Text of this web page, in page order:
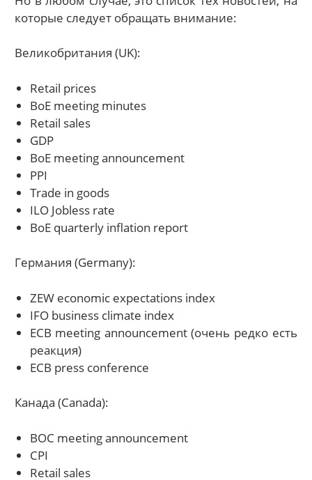
которые следует обращать внимание:
Великобритания (UK):
Retail prices
BoE meeting minutes
Retail sales
GDP
BoE meeting announcement
PPI
Trade in goods
ILO Jobless rate
BoE quarterly inflation report
Германия (Germany):
ZEW economic expectations index
IFO business climate index
ECB meeting announcement (очень редко есть
реакция)
ECB press conference
Канада (Canada):
BOC meeting announcement
CPI
Retail sales